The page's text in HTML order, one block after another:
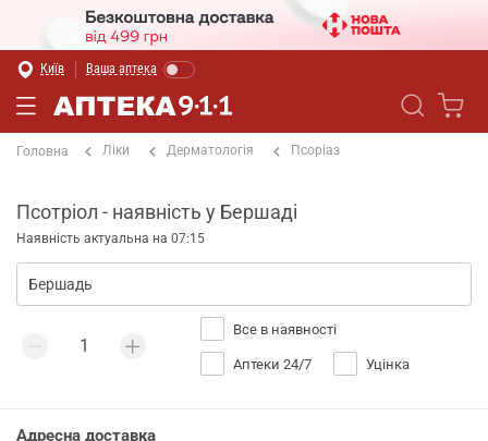
Київ Ваша аптека
Головна Ліки Дерматологія Псоріаз
Псотріол - наявність у Бершаді
Наявність актуальна на 07:15
Все в наявності
Аптеки 24/7 Уцінка
Адресна доставка